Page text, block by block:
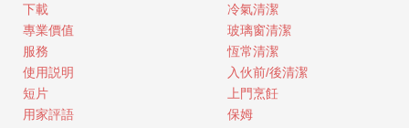
下載
專業價值
服務
使用説明
短片
用家評語
冷氣清潔
玻璃窗清潔
恆常清潔
入伙前/後清潔
上門烹飪
保姆